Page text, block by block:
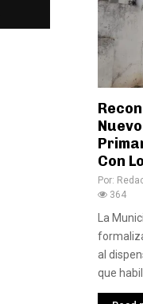
Con
Por:
364
La
al
que